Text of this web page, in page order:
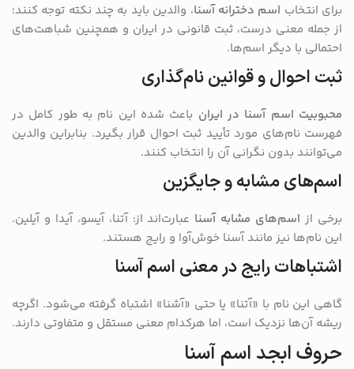
برای انتخاب اسم دخترانه آسنا، والدین باید به چند نکته توجه کنند؛
از جمله معنی درست، ثبت قانونی در ایران و همچنین شباهت‌های
احتمالی با دیگر اسم‌ها.
ثبت احوال و قوانین نام‌گذاری
محبوبیت اسم آسنا در ایران باعث شده این نام به طور کامل در
فهرست نام‌های مورد تأیید ثبت احوال قرار بگیرد. بنابراین والدین
می‌توانند بدون نگرانی آن را انتخاب کنند.
اسم‌های مشابه و جایگزین
برخی از اسم‌های مشابه آسنا عبارت‌اند از: آتنا، آیسو، آیدا و آیلین.
این نام‌ها نیز مانند آسنا خوش‌آوا و رایج هستند.
اشتباهات رایج در معنی اسم آسنا
گاهی این نام با «آتنا» یا حتی «آشنا» اشتباه گرفته می‌شود. اگرچه
ریشه آن‌ها نزدیک است، اما هرکدام معنی مستقل و متفاوتی دارند.
حروف ابجد اسم آسنا